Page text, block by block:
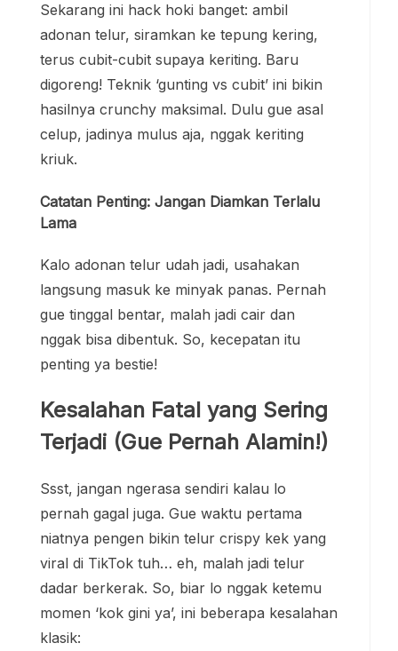
Sekarang ini hack hoki banget: ambil
adonan telur, siramkan ke tepung kering,
terus cubit-cubit supaya keriting. Baru
digoreng! Teknik ‘gunting vs cubit’ ini bikin
hasilnya crunchy maksimal. Dulu gue asal
celup, jadinya mulus aja, nggak keriting
kriuk.
Catatan Penting: Jangan Diamkan Terlalu
Lama
Kalo adonan telur udah jadi, usahakan
langsung masuk ke minyak panas. Pernah
gue tinggal bentar, malah jadi cair dan
nggak bisa dibentuk. So, kecepatan itu
penting ya bestie!
Kesalahan Fatal yang Sering
Terjadi (Gue Pernah Alamin!)
Ssst, jangan ngerasa sendiri kalau lo
pernah gagal juga. Gue waktu pertama
niatnya pengen bikin telur crispy kek yang
viral di TikTok tuh… eh, malah jadi telur
dadar berkerak. So, biar lo nggak ketemu
momen ‘kok gini ya’, ini beberapa kesalahan
klasik: